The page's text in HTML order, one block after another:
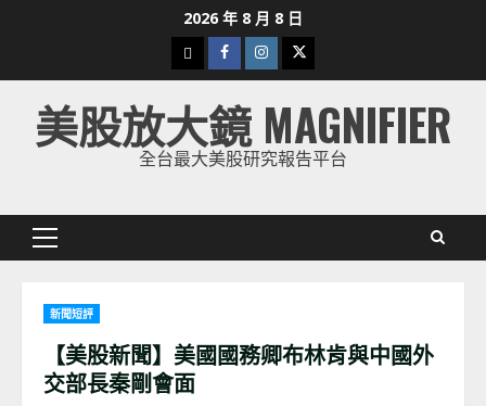
2026 年 8 月 8 日
下
載
美
股
Facebook
Instagram
Twitter
美股放大鏡 MAGNIFIER
全台最大美股研究報告平台
Primary
新聞短評
【美股新聞】美國國務卿布林肯與中國外
交部長秦剛會面